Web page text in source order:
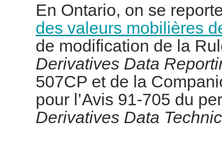
En Ontario, on se
des valeurs mobilières
de modification de la
Derivatives Data
507CP et de la
pour l’Avis 91-705 du
Derivatives Data